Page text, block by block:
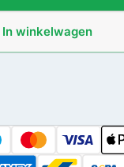
In winkelwagen